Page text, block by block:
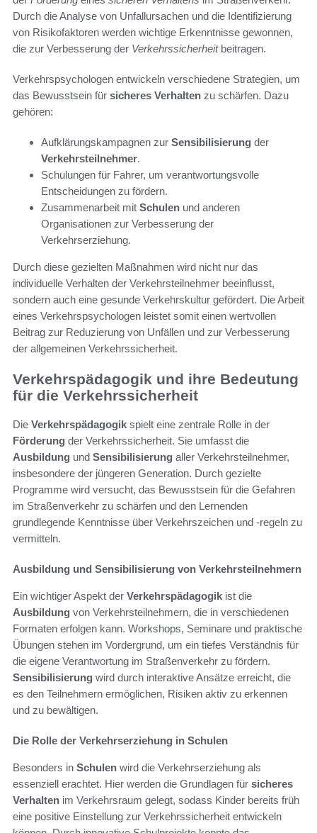
Durch die Analyse von Unfallursachen und die Identifizierung
von Risikofaktoren werden wichtige Erkenntnisse gewonnen,
die zur Verbesserung der Verkehrssicherheitbeitragen.
Verkehrspsychologen entwickeln verschiedene Strategien, um
das Bewusstsein für sicheres Verhalten zu schärfen. Dazu
gehören:
Aufklärungskampagnen zur Sensibilisierung der
Verkehrsteilnehmer.
Schulungen für Fahrer, um verantwortungsvolle
Entscheidungen zu fördern.
Zusammenarbeit mit Schulen und anderen
Organisationen zur Verbesserung der
Verkehrserziehung.
Durch diese gezielten Maßnahmen wird nicht nur das
individuelle Verhalten der Verkehrsteilnehmer beeinflusst,
sondern auch eine gesunde Verkehrskultur gefördert. Die Arbeit
eines Verkehrspsychologen leistet somit einen wertvollen
Beitrag zur Reduzierung von Unfällen und zur Verbesserung
der allgemeinen Verkehrssicherheit.
Verkehrspädagogik und ihre Bedeutung
für die Verkehrssicherheit
Die Verkehrspädagogik spielt eine zentrale Rolle in der
Förderung der Verkehrssicherheit. Sie umfasst die
Ausbildung und Sensibilisierung aller Verkehrsteilnehmer,
insbesondere der jüngeren Generation. Durch gezielte
Programme wird versucht, das Bewusstsein für die Gefahren
im Straßenverkehr zu schärfen und den Lernenden
grundlegende Kenntnisse über Verkehrszeichen und -regeln zu
vermitteln.
Ausbildung und Sensibilisierung von Verkehrsteilnehmern
Ein wichtiger Aspekt der Verkehrspädagogik ist die
Ausbildung von Verkehrsteilnehmern, die in verschiedenen
Formaten erfolgen kann. Workshops, Seminare und praktische
Übungen stehen im Vordergrund, um ein tiefes Verständnis für
die eigene Verantwortung im Straßenverkehr zu fördern.
Sensibilisierung wird durch interaktive Ansätze erreicht, die
es den Teilnehmern ermöglichen, Risiken aktiv zu erkennen
und zu bewältigen.
Die Rolle der Verkehrserziehung in Schulen
Besonders in Schulen wird die Verkehrserziehung als
essenziell erachtet. Hier werden die Grundlagen für sicheres
Verhalten im Verkehrsraum gelegt, sodass Kinder bereits früh
eine positive Einstellung zur Verkehrssicherheit entwickeln